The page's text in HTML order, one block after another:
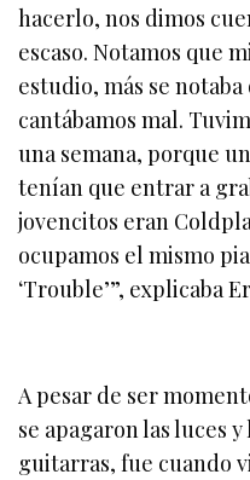
hacerlo, nos dimos
escaso. Notamos que
estudio, más se
cantábamos mal.
una semana, porque
tenían que entrar a
jovencitos eran
ocupamos el mismo
‘Trouble’”, explicaba
A pesar de ser
se apagaron las luces
guitarras, fue cuando